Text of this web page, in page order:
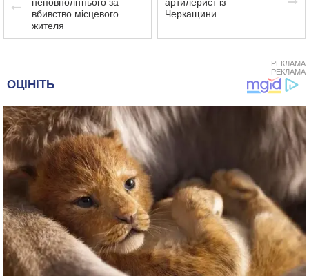
вбивство місцевого
жителя
Черкащини
РЕКЛАМА
РЕКЛАМА